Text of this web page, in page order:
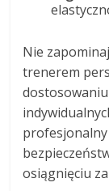
Nie
trenerem
osiągnięciu